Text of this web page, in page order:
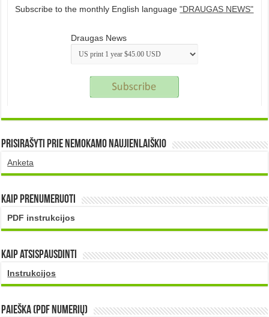
Subscribe to the monthly English language"DRAUGAS NEWS"
Draugas News
Prisirašyti prie nemokamo naujienlaiškio
Anketa
Kaip prenumeruoti
PDF instrukcijos
Kaip atsispausdinti
Instrukcijos
PAIEŠKA (PDF numerių)